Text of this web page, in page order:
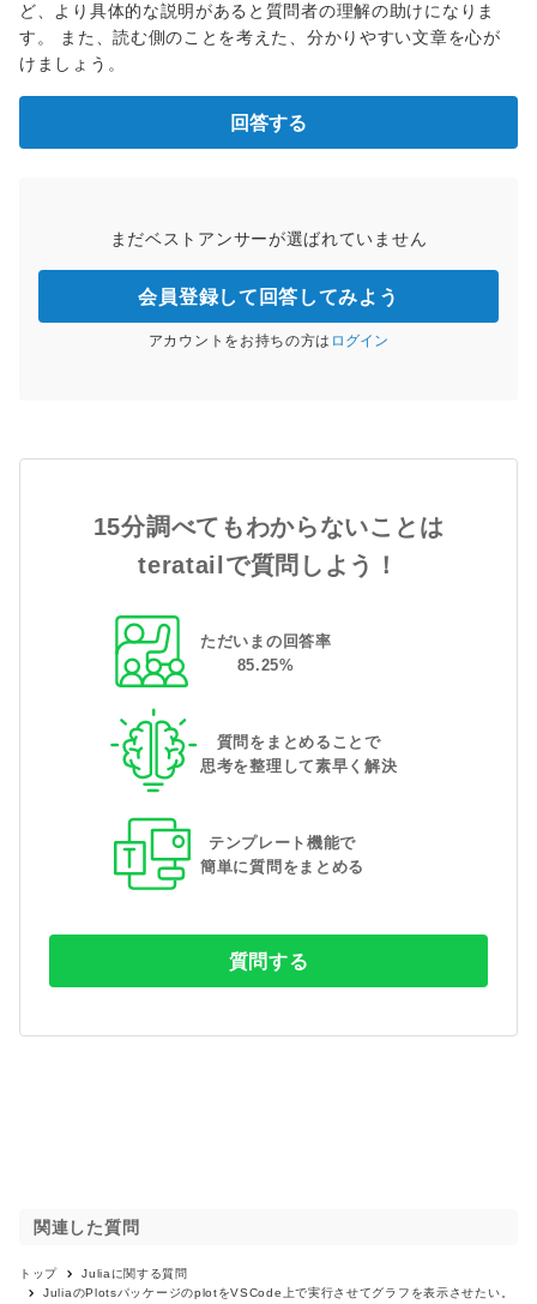
ど、より具体的な説明があると質問者の理解の助けになりま
す。 また、読む側のことを考えた、分かりやすい文章を心が
けましょう。
回答する
まだベストアンサーが選ばれていません
会員登録して回答してみよう
アカウントをお持ちの方は ログイン
15分調べてもわからないことは
teratailで質問しよう！
ただいまの回答率
85.25%
質問をまとめることで
思考を整理して素早く解決
テンプレート機能で
簡単に質問をまとめる
質問する
関連した質問
トップ Julia に関する質問
JuliaのPlotsパッケージのplotをVSCode上で実行させてグラフを表示させたい。